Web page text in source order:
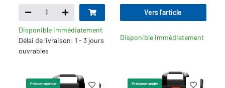
Disponible immédiatement
Délai de livraison: 1 - 3 jours
ouvrables
Vers l'article
Disponible immédiatement
Précommander Précommander